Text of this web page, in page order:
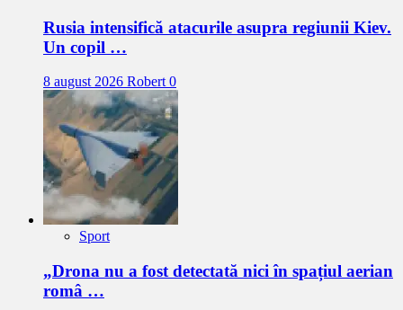
Rusia intensifică atacurile asupra regiunii Kiev.
Un copil …
8 august 2026 Robert0
Sport
„Drona nu a fost detectată nici în spațiul aerian
româ …